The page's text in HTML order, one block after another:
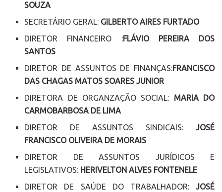
SOUZA
SECRETÁRIO GERAL: GILBERTO AIRES FURTADO
DIRETOR FINANCEIRO :FLÁVIO PEREIRA DOS
SANTOS
DIRETOR DE ASSUNTOS DE FINANÇAS:FRANCISCO
DAS CHAGAS MATOS SOARES JUNIOR
DIRETORA DE ORGANZAÇÃO SOCIAL: MARIA DO
CARMOBARBOSA DE LIMA
DIRETOR DE ASSUNTOS SINDICAIS: JOSÉ
FRANCISCO OLIVEIRA DE MORAIS
DIRETOR DE ASSUNTOS JURÍDICOS E
LEGISLATIVOS: HERIVELTON ALVES FONTENELE
DIRETOR DE SAÚDE DO TRABALHADOR: JOSÉ